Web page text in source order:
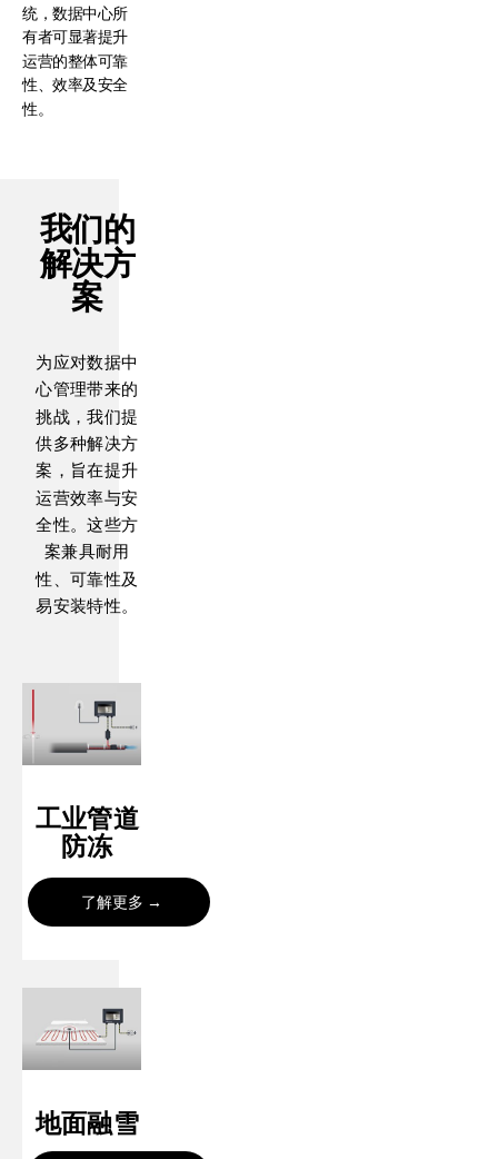
统，数据中心所
有者可显著提升
运营的整体可靠
性、效率及安全
性。
我们的
解决方
案
为应对数据中
心管理带来的
挑战，我们提
供多种解决方
案，旨在提升
运营效率与安
全性。这些方
案兼具耐用
性、可靠性及
易安装特性。
工业管道
防冻
了解更多
地面融雪